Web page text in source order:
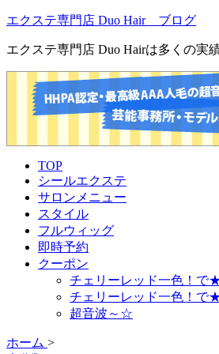
エクステ専門店 Duo Hair ブログ
エクステ専門店 Duo Hairは多くの実
TOP
シールエクステ
サロンメニュー
スタイル
フルウィッグ
即時予約
クーポン
チェリーレッド一色！
チェリーレッド一色！
超音波～☆
ホーム >